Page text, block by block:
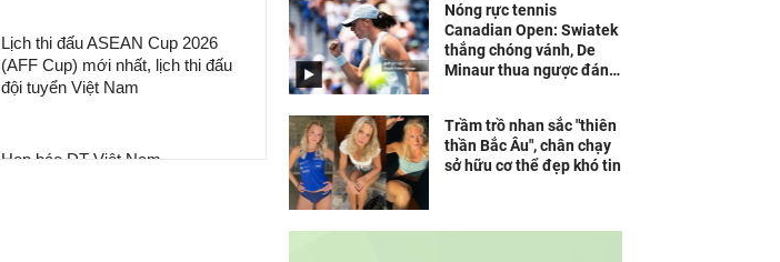
Lịch thi đấu ASEAN Cup 2026
(AFF Cup) mới nhất, lịch thi đấu
đội tuyển Việt Nam
Họp báo ĐT Việt Nam -
Nóng rực tennis
Canadian Open: Swiatek
thắng chóng vánh, De
Minaur thua ngược đáng
Trầm trồ nhan sắc "thiên
thần Bắc Âu", chân chạy
sở hữu cơ thể đẹp khó tin